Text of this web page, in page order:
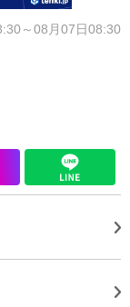
～08月07日08:30